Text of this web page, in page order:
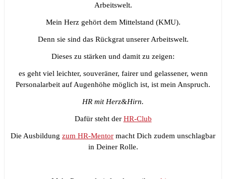
Arbeitswelt.
Mein Herz gehört dem Mittelstand (KMU).
Denn sie sind das Rückgrat unserer Arbeitswelt.
Dieses zu stärken und damit zu zeigen:
es geht viel leichter, souveräner, fairer und gelassener, wenn
Personalarbeit auf Augenhöhe möglich ist, ist mein Anspruch.
HR mit Herz&Hirn.
Dafür steht der HR-Club
Die Ausbildung zum HR-Mentor macht Dich zudem unschlagbar
in Deiner Rolle.